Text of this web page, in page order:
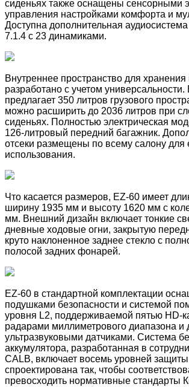
сиденьях также оснащены сенсорными
управления настройками комфорта и
Доступна дополнительная
7.1.4 с 23 динамиками.
Внутреннее пространство для
разработано с учетом универсальности.
предлагает 350 литров грузового
можно расширить до 2036 литров при
сиденьях. Полностью электрическая
126-литровый передний багажник.
отсеки размещены по всему салону для
использования.
Что касается размеров, EZ-60 имеет
ширину 1935 мм и высоту 1620 мм с
мм. Внешний дизайн включает тонкие
дневные ходовые огни, закрытую
круто наклоненное заднее стекло с
полосой задних фонарей.
EZ-60 в стандартной комплектации
подушками безопасности и системой
уровня L2, поддерживаемой пятью HD-
радарами миллиметрового диапазона и
ультразвуковыми датчиками. Система
аккумулятора, разработанная в
CALB, включает восемь уровней
спроектирована так, чтобы
превосходить нормативные стандарты